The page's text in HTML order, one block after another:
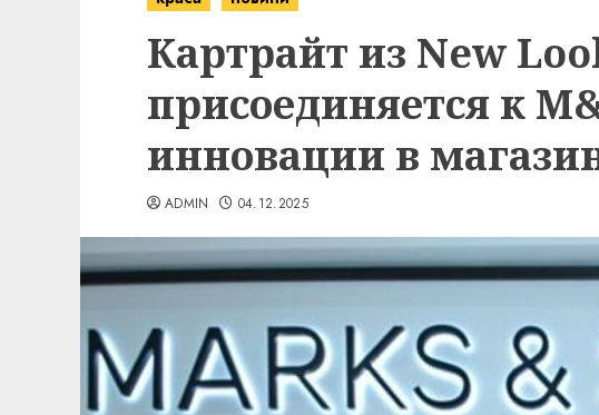
Картрайт из New
присоединяется к
инновации в
ADMIN 04.12.2025